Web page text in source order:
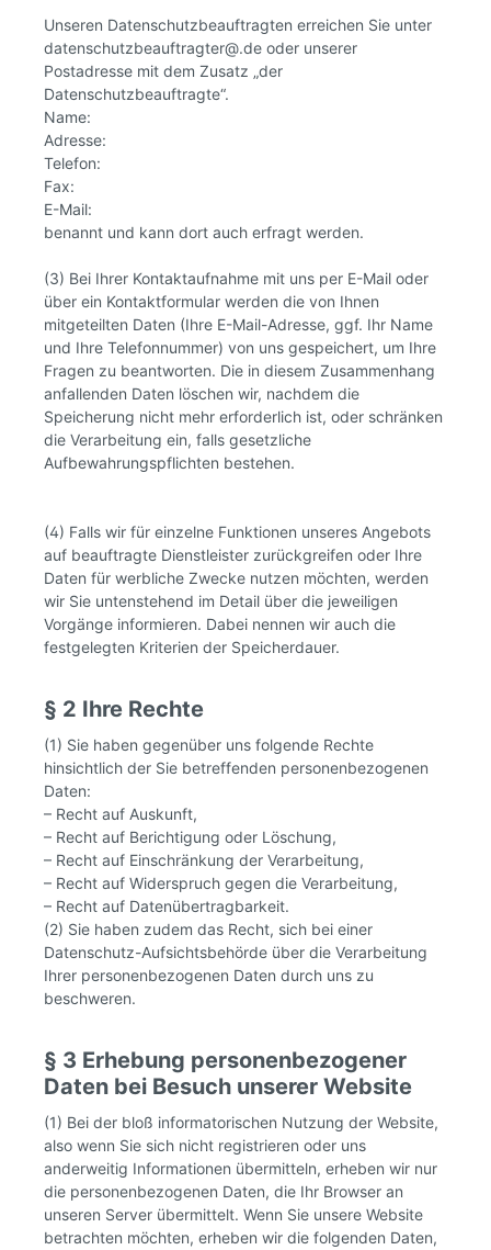
Unseren Datenschutzbeauftragten erreichen Sie unter
datenschutzbeauftragter@.de oder unserer
Postadresse mit dem Zusatz „der
Datenschutzbeauftragte“.
Name:
Adresse:
Telefon:
Fax:
E-Mail:
benannt und kann dort auch erfragt werden.
(3) Bei Ihrer Kontaktaufnahme mit uns per E-Mail oder
über ein Kontaktformular werden die von Ihnen
mitgeteilten Daten (Ihre E-Mail-Adresse, ggf. Ihr Name
und Ihre Telefonnummer) von uns gespeichert, um Ihre
Fragen zu beantworten. Die in diesem Zusammenhang
anfallenden Daten löschen wir, nachdem die
Speicherung nicht mehr erforderlich ist, oder schränken
die Verarbeitung ein, falls gesetzliche
Aufbewahrungspflichten bestehen.
(4) Falls wir für einzelne Funktionen unseres Angebots
auf beauftragte Dienstleister zurückgreifen oder Ihre
Daten für werbliche Zwecke nutzen möchten, werden
wir Sie untenstehend im Detail über die jeweiligen
Vorgänge informieren. Dabei nennen wir auch die
festgelegten Kriterien der Speicherdauer.
§ 2 Ihre Rechte
(1) Sie haben gegenüber uns folgende Rechte
hinsichtlich der Sie betreffenden personenbezogenen
Daten:
– Recht auf Auskunft,
– Recht auf Berichtigung oder Löschung,
– Recht auf Einschränkung der Verarbeitung,
– Recht auf Widerspruch gegen die Verarbeitung,
– Recht auf Datenübertragbarkeit.
(2) Sie haben zudem das Recht, sich bei einer
Datenschutz-Aufsichtsbehörde über die Verarbeitung
Ihrer personenbezogenen Daten durch uns zu
beschweren.
§ 3 Erhebung personenbezogener
Daten bei Besuch unserer Website
(1) Bei der bloß informatorischen Nutzung der Website,
also wenn Sie sich nicht registrieren oder uns
anderweitig Informationen übermitteln, erheben wir nur
die personenbezogenen Daten, die Ihr Browser an
unseren Server übermittelt. Wenn Sie unsere Website
betrachten möchten, erheben wir die folgenden Daten,